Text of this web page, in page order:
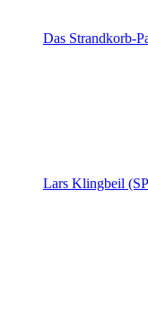
Das Strandkorb-
Lars Klingbeil